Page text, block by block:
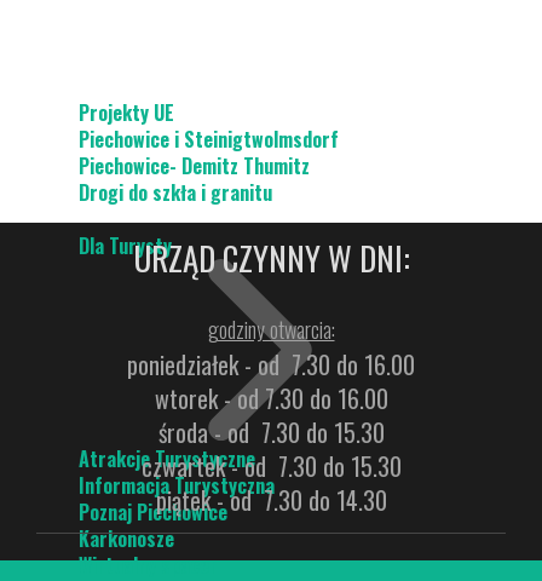
Projekty UE
Piechowice i Steinigtwolmsdorf
Piechowice- Demitz Thumitz
Drogi do szkła i granitu
Dla Turysty
Atrakcje Turystyczne
Informacja Turystyczna
Poznaj Piechowice
Karkonosze
Wirtualny spacer
URZĄD CZYNNY W DNI:
godziny otwarcia:
poniedziałek - od 7.30 do 16.00
wtorek - od 7.30 do 16.00
środa - od 7.30 do 15.30
czwartek - od 7.30 do 15.30
piątek - od 7.30 do 14.30